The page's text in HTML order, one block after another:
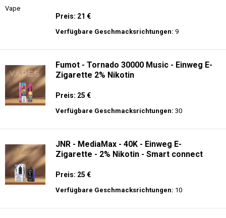
Preis: 21 €
Verfügbare Geschmacksrichtungen: 9
Fumot - Tornado 30000 Music - Einweg E-
Zigarette 2% Nikotin
Preis: 25 €
Verfügbare Geschmacksrichtungen: 30
JNR - MediaMax - 40K - Einweg E-
Zigarette - 2% Nikotin - Smart connect
Preis: 25 €
Verfügbare Geschmacksrichtungen: 10